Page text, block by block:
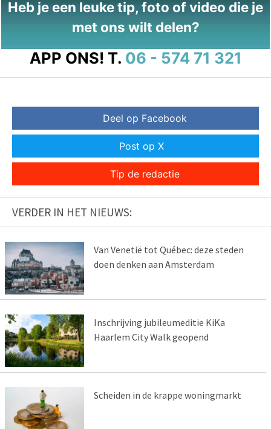
Heb je een leuke tip, foto of video die je
met ons wilt delen?
APP ONS! T. 06 - 574 71 321
Deel op Facebook
Post op X
Tip de redactie
VERDER IN HET NIEUWS:
Van Venetië tot Québec: deze steden
doen denken aan Amsterdam
Inschrijving jubileumeditie KiKa
Haarlem City Walk geopend
Scheiden in de krappe woningmarkt